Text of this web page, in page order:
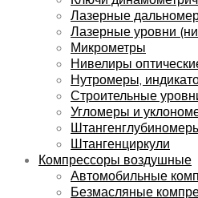
Лазерные
Лазерные уровни
Микрометры
Нивелиры
Нутромеры,
Строительные
Угломеры и
Штангенциркули
Компрессоры воздушные
Автомобильные
Безмасляные